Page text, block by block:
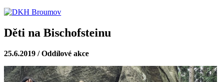
Děti na Bischofsteinu
25.6.2019 / Oddílové akce